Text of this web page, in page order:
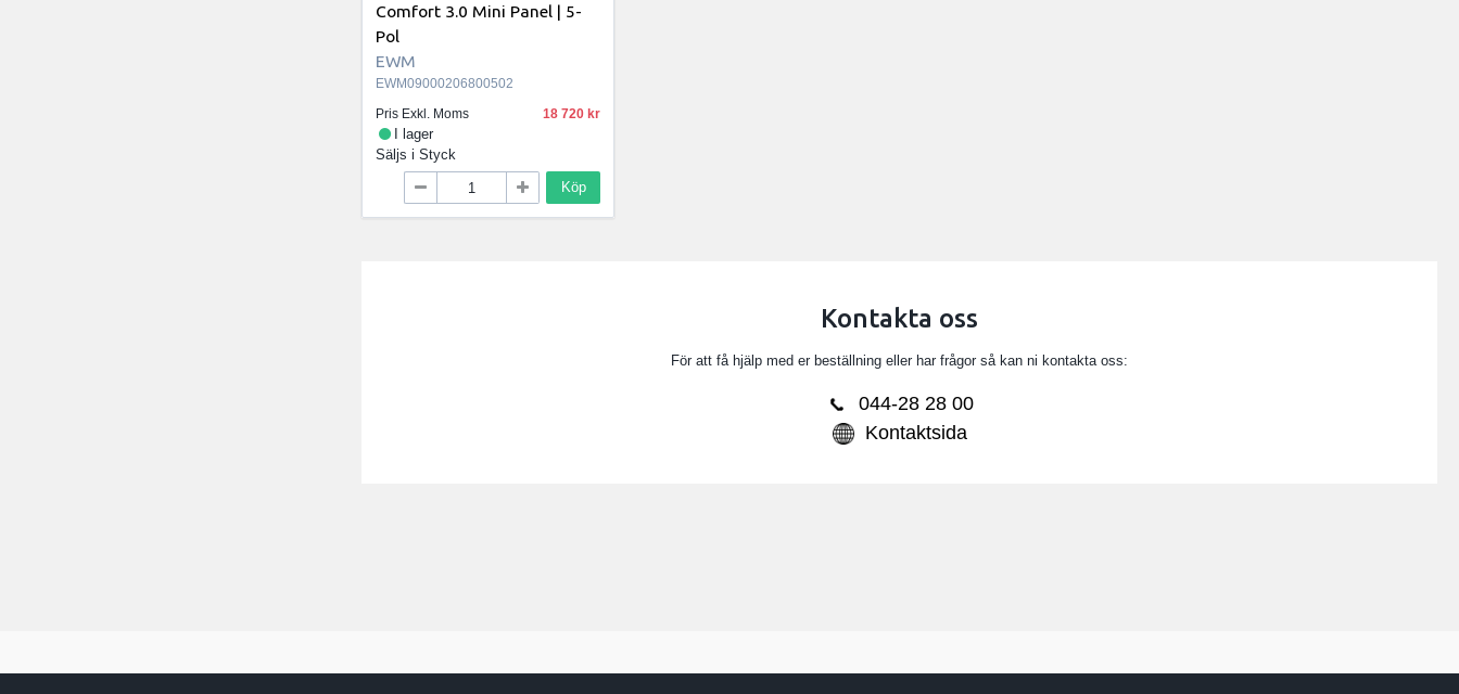
Comfort 3.0 Mini Panel | 5-
Pol
EWM
EWM09000206800502
Pris Exkl. Moms
18 720
I lager
Säljs iStyck
Köp
Kontakta oss
För att få hjälp med er beställning eller har frågor så kan ni kontakta oss:
044-28 28 00
Kontaktsida